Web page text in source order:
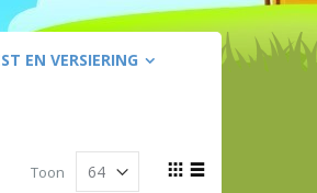
EN VERSIERING
Tonen
Toon